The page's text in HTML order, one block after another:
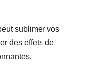
sublimer vos
des effets de